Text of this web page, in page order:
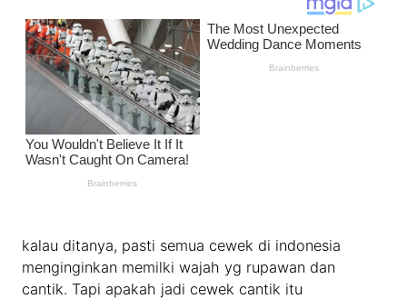
kalau ditanya, pasti semua cewek di indonesia
menginginkan memilki wajah yg rupawan dan
cantik. Tapi apakah jadi cewek cantik itu